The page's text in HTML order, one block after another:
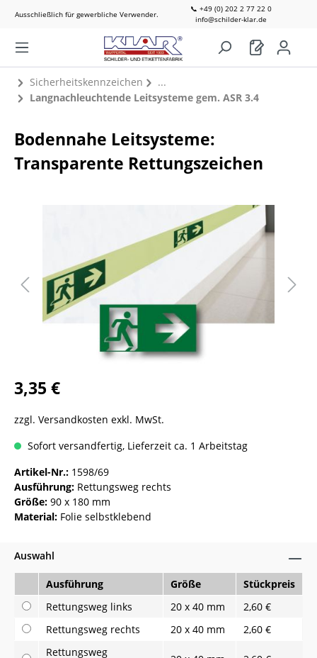
Ausschließlich für gewerbliche Verwender.
📞 +49 (0) 202 2 77 22 0
info@schilder-klar.de
Sicherheitskennzeichen
Langnachleuchtende Leitsysteme gem. ASR 3.4
Bodennahe Leitsysteme:
Transparente Rettungszeichen
3,35 €
zzgl. Versandkosten exkl. MwSt.
Sofort versandfertig, Lieferzeit ca. 1 Arbeitstag
Artikel-Nr.: 1598/69
Ausführung: Rettungsweg rechts
Größe: 90 x 180 mm
Material: Folie selbstklebend
Auswahl
Ausführung Größe
Stückpreis
Rettungsweg links
20 x 40 mm
2,60 €
Rettungsweg rechts
20 x 40 mm
2,60 €
Rettungsweg